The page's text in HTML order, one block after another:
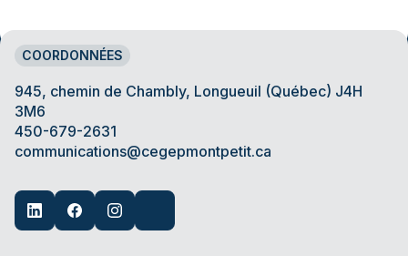
COORDONNÉES
945, chemin de Chambly, Longueuil (Québec) J4H
3M6
450-679-2631
communications@cegepmontpetit.ca